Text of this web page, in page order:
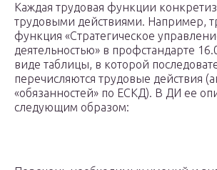
Каждая трудовая функции
трудовыми действиями. Например,
функция «Стратегическое
деятельностью» в профстандарте
виде таблицы, в которой
перечисляются трудовые действия
«обязанностей» по ЕСКД). В ДИ ее
следующим образом: